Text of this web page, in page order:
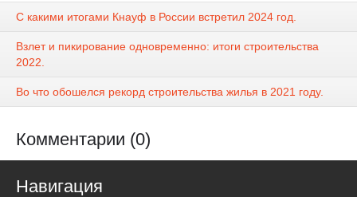
С какими итогами Кнауф в России встретил 2024 год.
Взлет и пикирование одновременно: итоги строительства
2022.
Во что обошелся рекорд строительства жилья в 2021 году.
Комментарии (0)
Навигация